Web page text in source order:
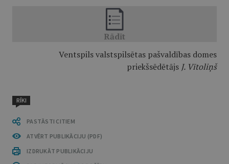
Ventspils valstspilsētas pašvaldības domes
priekšsēdētājs J. Vītoliņš
RĪKI
PASTĀSTI CITIEM
ATVĒRT PUBLIKĀCIJU (PDF)
IZDRUKĀT PUBLIKĀCIJU